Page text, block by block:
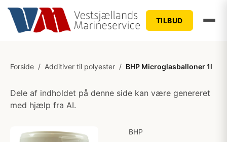
TILBUD
Forside / Additiver til polyester / BHP Microglasballoner 1l
Dele af indholdet på denne side kan være genereret
med hjælp fra AI.
BHP